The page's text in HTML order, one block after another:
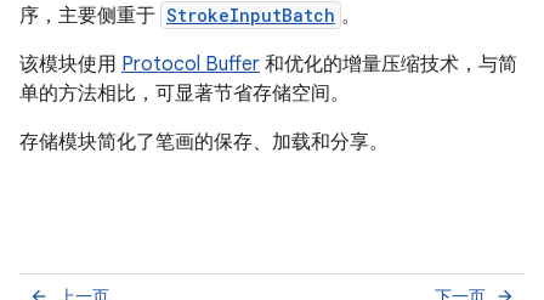
序，主要侧重于 StrokeInputBatch 。
该模块使用 Protocol Buffer 和优化的增量压缩技术，与简
单的方法相比，可显著节省存储空间。
存储模块简化了笔画的保存、加载和分享。